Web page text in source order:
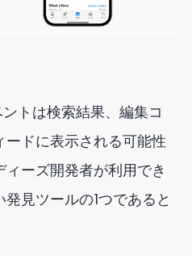
トは検索結果、編集コ
ドに表示される可能性
ーズ開発者が利用でき
見ツールの1つであると